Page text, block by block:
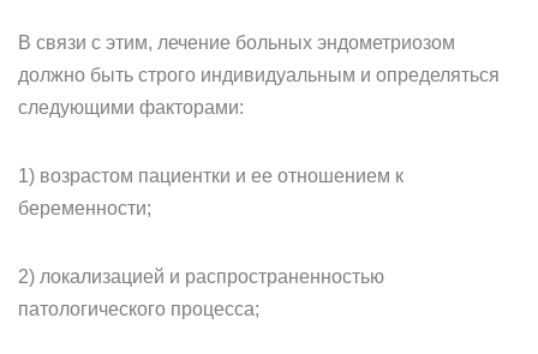
В связи с этим, лечение больных эндометриозом
должно быть строго индивидуальным и определяться
следующими факторами:
1) возрастом пациентки и ее отношением к
беременности;
2) локализацией и распространенностью
патологического процесса;